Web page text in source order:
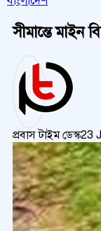
সীমান্তে
প্রবাস টাইম ডেস্ক23